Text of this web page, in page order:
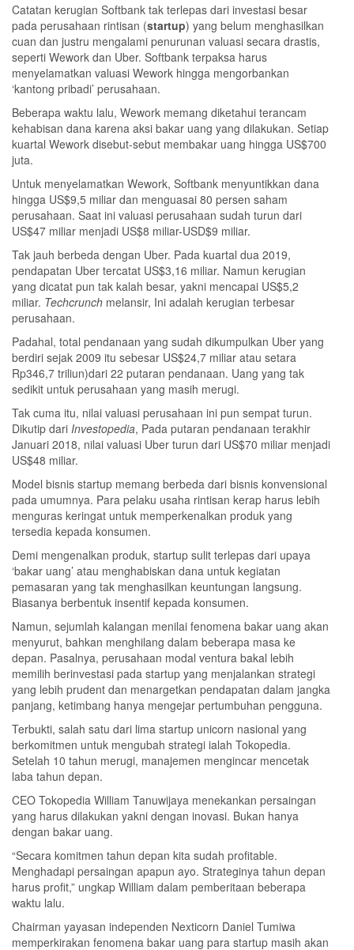
Catatan kerugian Softbank tak terlepas dari investasi besar
pada perusahaan rintisan (startup) yang belum menghasilkan
cuan dan justru mengalami penurunan valuasi secara drastis,
seperti Wework dan Uber. Softbank terpaksa harus
menyelamatkan valuasi Wework hingga mengorbankan
‘kantong pribadi’ perusahaan.
Beberapa waktu lalu, Wework memang diketahui terancam
kehabisan dana karena aksi bakar uang yang dilakukan. Setiap
kuartal Wework disebut-sebut membakar uang hingga US$700
juta.
Untuk menyelamatkan Wework, Softbank menyuntikkan dana
hingga US$9,5 miliar dan menguasai 80 persen saham
perusahaan. Saat ini valuasi perusahaan sudah turun dari
US$47 miliar menjadi US$8 miliar-USD$9 miliar.
Tak jauh berbeda dengan Uber. Pada kuartal dua 2019,
pendapatan Uber tercatat US$3,16 miliar. Namun kerugian
yang dicatat pun tak kalah besar, yakni mencapai US$5,2
miliar. Techcrunch melansir, Ini adalah kerugian terbesar
perusahaan.
Padahal, total pendanaan yang sudah dikumpulkan Uber yang
berdiri sejak 2009 itu sebesar US$24,7 miliar atau setara
Rp346,7 triliun)dari 22 putaran pendanaan. Uang yang tak
sedikit untuk perusahaan yang masih merugi.
Tak cuma itu, nilai valuasi perusahaan ini pun sempat turun.
Dikutip dari Investopedia, Pada putaran pendanaan terakhir
Januari 2018, nilai valuasi Uber turun dari US$70 miliar menjadi
US$48 miliar.
Model bisnis startup memang berbeda dari bisnis konvensional
pada umumnya. Para pelaku usaha rintisan kerap harus lebih
menguras keringat untuk memperkenalkan produk yang
tersedia kepada konsumen.
Demi mengenalkan produk, startup sulit terlepas dari upaya
‘bakar uang’ atau menghabiskan dana untuk kegiatan
pemasaran yang tak menghasilkan keuntungan langsung.
Biasanya berbentuk insentif kepada konsumen.
Namun, sejumlah kalangan menilai fenomena bakar uang akan
menyurut, bahkan menghilang dalam beberapa masa ke
depan. Pasalnya, perusahaan modal ventura bakal lebih
memilih berinvestasi pada startup yang menjalankan strategi
yang lebih prudent dan menargetkan pendapatan dalam jangka
panjang, ketimbang hanya mengejar pertumbuhan pengguna.
Terbukti, salah satu dari lima startup unicorn nasional yang
berkomitmen untuk mengubah strategi ialah Tokopedia.
Setelah 10 tahun merugi, manajemen mengincar mencetak
laba tahun depan.
CEO Tokopedia William Tanuwijaya menekankan persaingan
yang harus dilakukan yakni dengan inovasi. Bukan hanya
dengan bakar uang.
“Secara komitmen tahun depan kita sudah profitable.
Menghadapi persaingan apapun ayo. Strateginya tahun depan
harus profit,” ungkap William dalam pemberitaan beberapa
waktu lalu.
Chairman yayasan independen Nexticorn Daniel Tumiwa
memperkirakan fenomena bakar uang para startup masih akan